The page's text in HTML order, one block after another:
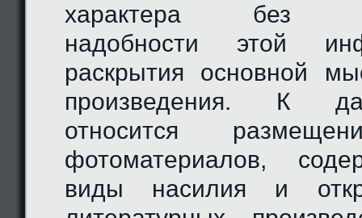
характера без
надобности этой
раскрытия основной
произведения. К
относится
фотоматериалов,
виды насилия и